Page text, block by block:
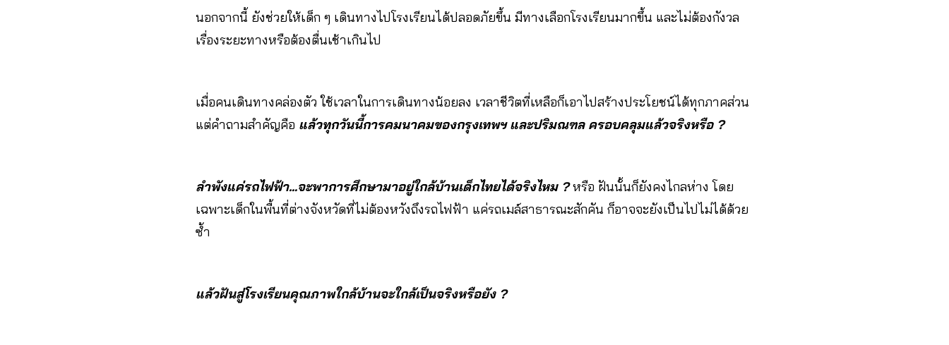
นอกจากนี้ ยังช่วยให้เด็ก ๆ เดินทางไปโรงเรียนได้ปลอดภัยขึ้น มีทางเลือกโรงเรียนมากขึ้น และไม่ต้องกังวล
เรื่องระยะทางหรือต้องตื่นเช้าเกินไป
เมื่อคนเดินทางคล่องตัว ใช้เวลาในการเดินทางน้อยลง เวลาชีวิตที่เหลือก็เอาไปสร้างประโยชน์ได้ทุกภาคส่วน
แต่คำถามสำคัญคือ แล้วทุกวันนี้การคมนาคมของกรุงเทพฯ และปริมณฑล ครอบคลุมแล้วจริงหรือ ?
ลำพังแค่รถไฟฟ้า…จะพาการศึกษามาอยู่ใกล้บ้านเด็กไทยได้จริงไหม ?หรือ ฝันนั้นก็ยังคงไกลห่าง โดย
เฉพาะเด็กในพื้นที่ต่างจังหวัดที่ไม่ต้องหวังถึงรถไฟฟ้า แค่รถเมล์สาธารณะสักคัน ก็อาจจะยังเป็นไปไม่ได้ด้วย
ซ้ำ
แล้วฝันสู่โรงเรียนคุณภาพใกล้บ้านจะใกล้เป็นจริงหรือยัง ?